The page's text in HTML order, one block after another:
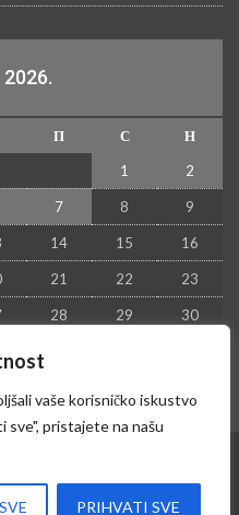
vaše korisničko iskustvo
sve", pristajete na našu
PRIHVATI SVE
2026.
П С
Н
1
2
7 8 9
14 15 16
21 22 23
28 29 30
Hosting-Srbija